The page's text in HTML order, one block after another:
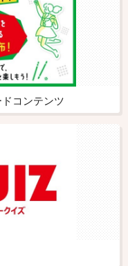
コンテンツ